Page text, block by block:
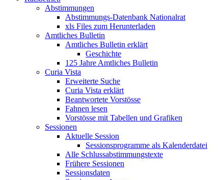
Abstimmungen
Abstimmungs-Datenbank Nationalrat
xls Files zum Herunterladen
Amtliches Bulletin
Amtliches Bulletin erklärt
Geschichte
125 Jahre Amtliches Bulletin
Curia Vista
Erweiterte Suche
Curia Vista erklärt
Beantwortete Vorstösse
Fahnen lesen
Vorstösse mit Tabellen und Grafiken
Sessionen
Aktuelle Session
Sessionsprogramme als Kalenderdatei
Alle Schlussabstimmungstexte
Frühere Sessionen
Sessionsdaten